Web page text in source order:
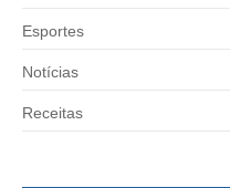
Esportes
Notícias
Receitas